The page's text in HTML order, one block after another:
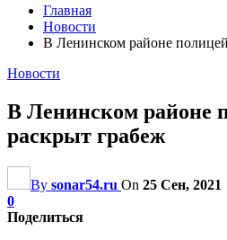
Главная
Новости
В Ленинском районе
Новости
В Ленинском районе
раскрыт грабеж
By sonar54.ru On 25 Сен, 2021
0
Поделиться